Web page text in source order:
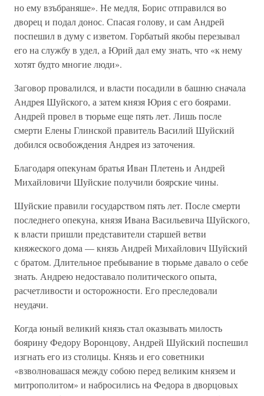
но ему взъбраняше». Не медля, Борис отправился во
дворец и подал донос. Спасая голову, и сам Андрей
поспешил в думу с изветом. Горбатый якобы перезывал
его на службу в удел, а Юрий дал ему знать, что «к нему
хотят будто многие люди».
Заговор провалился, и власти посадили в башню сначала
Андрея Шуйского, а затем князя Юрия с его боярами.
Андрей провел в тюрьме еще пять лет. Лишь после
смерти Елены Глинской правитель Василий Шуйский
добился освобождения Андрея из заточения.
Благодаря опекунам братья Иван Плетень и Андрей
Михайловичи Шуйские получили боярские чины.
Шуйские правили государством пять лет. После смерти
последнего опекуна, князя Ивана Васильевича Шуйского,
к власти пришли представители старшей ветви
княжеского дома — князь Андрей Михайлович Шуйский
с братом. Длительное пребывание в тюрьме давало о себе
знать. Андрею недоставало политического опыта,
расчетливости и осторожности. Его преследовали
неудачи.
Когда юный великий князь стал оказывать милость
боярину Федору Воронцову, Андрей Шуйский поспешил
изгнать его из столицы. Князь и его советники
«взволновашася между собою перед великим князем и
митрополитом» и набросились на Федора в дворцовых